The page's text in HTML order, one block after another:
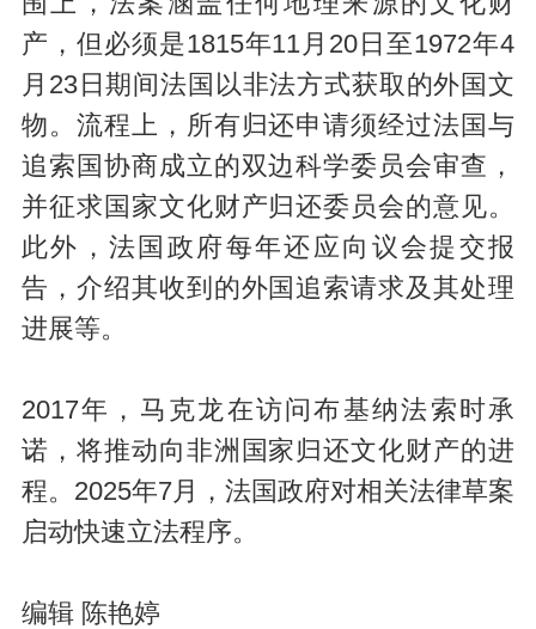
产，但必须是1815年11月20日至1972年4
月23日期间法国以非法方式获取的外国文
物。流程上，所有归还申请须经过法国与
追索国协商成立的双边科学委员会审查，
并征求国家文化财产归还委员会的意见。
此外，法国政府每年还应向议会提交报
告，介绍其收到的外国追索请求及其处理
进展等。
2017年，马克龙在访问布基纳法索时承
诺，将推动向非洲国家归还文化财产的进
程。2025年7月，法国政府对相关法律草案
启动快速立法程序。
编辑 陈艳婷